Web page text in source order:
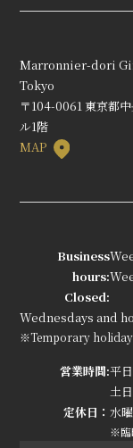
Marronnier-dori
Tokyo
〒104-0061 東京都
ル1階
MAP
Business
hours:
Closed:
Wednesdays and
※Temporary
営業時間:平
土
定休日：水
※臨